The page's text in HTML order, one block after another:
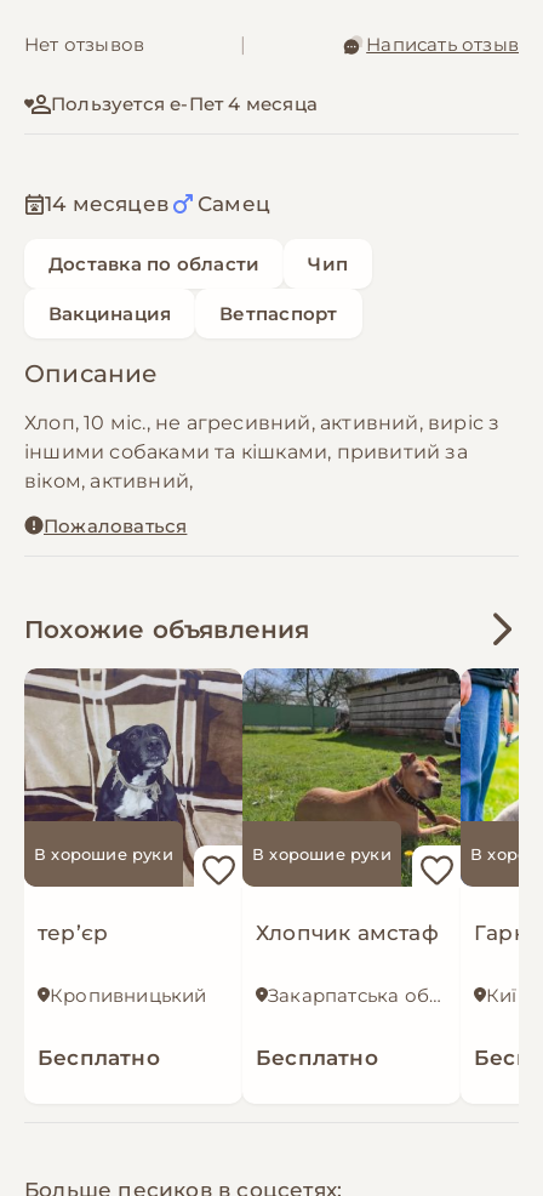
Нет отзывов Написать отзыв
Пользуется е-Пет 4 месяца
14 месяцев Самец
Доставка по области Чип
Вакцинация Ветпаспорт
Описание
Хлоп, 10 міс., не агресивний, активний, виріс з
іншими собаками та кішками, привитий за
віком, активний,
Пожаловаться
Похожие объявления
В хорошие руки
тер’єр
Кропивницький
Бесплатно
В хорошие руки
Хлопчик амстаф
Закарпатська область
Бесплатно
В
Київ
Больше песиков в соцсетях: